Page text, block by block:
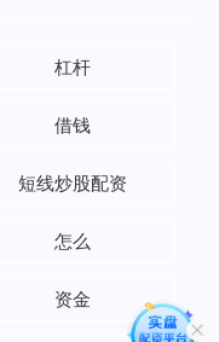
杠杆
借钱
短线炒股配资
怎么
资金